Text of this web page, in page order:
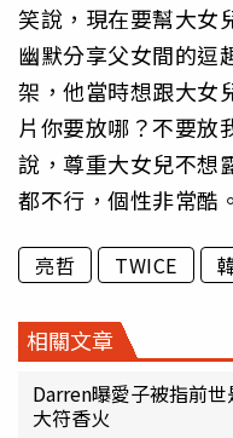
笑說，現在要幫大女
幽默分享父女間的逗
架，他當時想跟大女
片你要放哪？不要放
說，尊重大女兒不想
都不行，個性非常酷。
亮哲 TWICE
相關文章
Darren曝愛子被指前
大符香火